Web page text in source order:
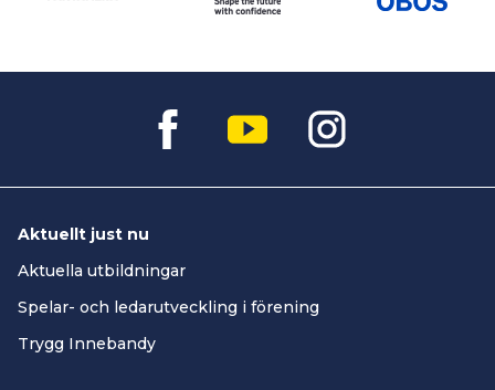
Aktuellt just nu
Aktuella utbildningar
Spelar- och ledarutveckling i förening
Trygg Innebandy